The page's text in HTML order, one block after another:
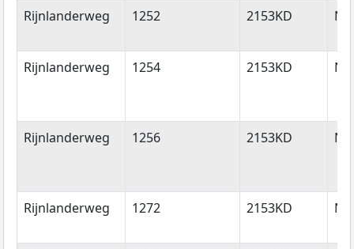
Straatnaam
Huisnummer Postcode
Rijnlanderweg 1252 2153KD
Rijnlanderweg 1254 2153KD
Rijnlanderweg 1256 2153KD
Rijnlanderweg 1272 2153KD